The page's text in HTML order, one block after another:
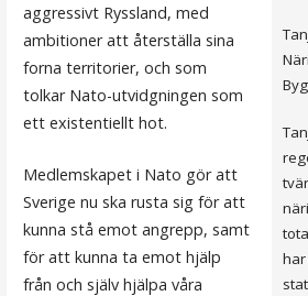
aggressivt Ryssland, med
ambitioner att återställa sina
forna territorier, och som
tolkar Nato-utvidgningen som
ett existentiellt hot.
Medlemskapet i Nato gör att
Sverige nu ska rusta sig för att
kunna stå emot angrepp, samt
för att kunna ta emot hjälp
från och själv hjälpa våra